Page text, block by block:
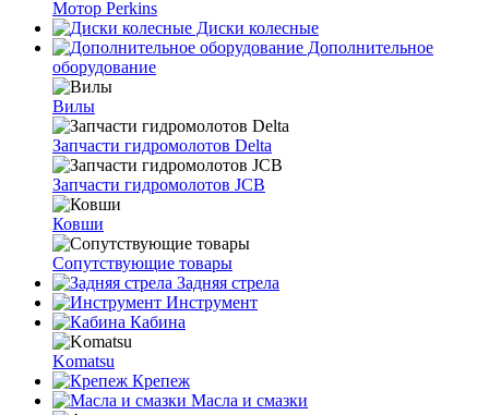
Мотор Perkins
Диски колесные
Дополнительное
оборудование
Вилы
Запчасти гидромолотов Delta
Запчасти гидромолотов JCB
Ковши
Сопутствующие товары
Задняя стрела
Инструмент
Кабина
Komatsu
Крепеж
Масла и смазки